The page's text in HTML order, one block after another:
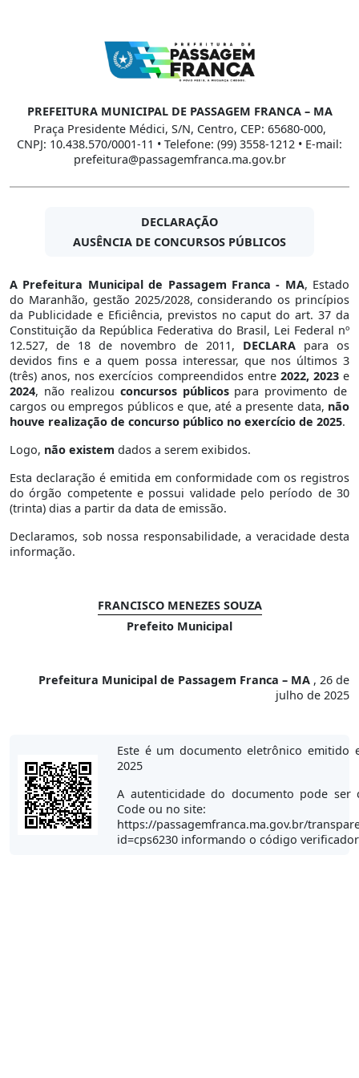
PREFEITURA MUNICIPAL DE PASSAGEM FRANCA – MA
Praça Presidente Médici, S/N, Centro, CEP: 65680-000,
CNPJ: 10.438.570/0001-11 • Telefone: (99) 3558-1212 • E-mail:
prefeitura@passagemfranca.ma.gov.br
DECLARAÇÃO
AUSÊNCIA DE CONCURSOS PÚBLICOS
A Prefeitura Municipal de Passagem Franca - MA, Estado
do Maranhão, gestão 2025/2028, considerando os princípios
da Publicidade e Eficiência, previstos no caput do art. 37 da
Constituição da República Federativa do Brasil, Lei Federal nº
12.527, de 18 de novembro de 2011, DECLARA para os
devidos fins e a quem possa interessar, que nos últimos 3
(três) anos, nos exercícios compreendidos entre 2022, 2023 e
2024, não realizou concursos públicospara provimento de
cargos ou empregos públicos e que, até a presente data, não
houve realização de concurso público no exercício de 2025.
Logo, não existem dados a serem exibidos.
Esta declaração é emitida em conformidade com os registros
do órgão competente e possui validade pelo período de 30
(trinta) dias a partir da data de emissão.
Declaramos, sob nossa responsabilidade, a veracidade desta
informação.
FRANCISCO MENEZES SOUZA
Prefeito Municipal
Prefeitura Municipal de Passagem Franca – MA , 26 de
julho de 2025
Este é um documento eletrônico emitido
2025
A autenticidade do documento pode ser
Code ou no site:
https://passagemfranca.ma.gov.br/
id=cps6230 informando o código